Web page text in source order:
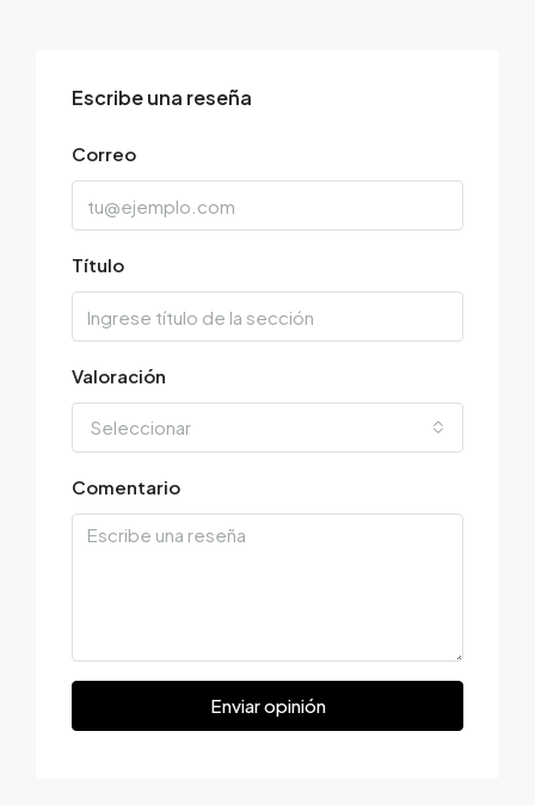
Escribe una reseña
Correo
Título
Valoración
Seleccionar
Comentario
Enviar opinión